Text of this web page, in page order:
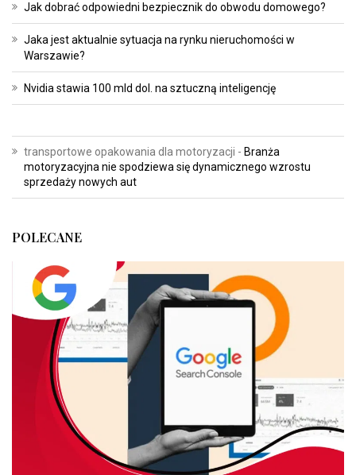
Jak dobrać odpowiedni bezpiecznik do obwodu domowego?
Jaka jest aktualnie sytuacja na rynku nieruchomości w
Warszawie?
Nvidia stawia 100 mld dol. na sztuczną inteligencję
transportowe opakowania dla motoryzacji - Branża
motoryzacyjna nie spodziewa się dynamicznego wzrostu
sprzedaży nowych aut
POLECANE